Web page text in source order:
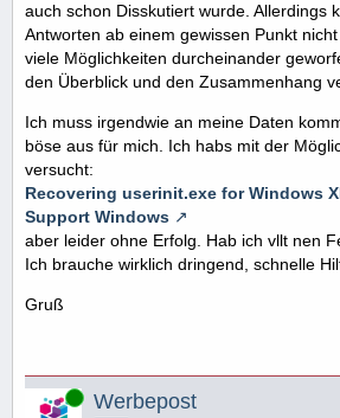
auch schon Disskutiert wurde. Allerdings
Antworten ab einem gewissen Punkt
viele Möglichkeiten durcheinander
den Überblick und den Zusammenhang
Ich muss irgendwie an meine Daten
böse aus für mich. Ich habs mit der
versucht:
Recovering userinit.exe for Windows
Support Windows
aber leider ohne Erfolg. Hab ich vllt nen
Ich brauche wirklich dringend, schnelle
Gruß
Online Werbepost